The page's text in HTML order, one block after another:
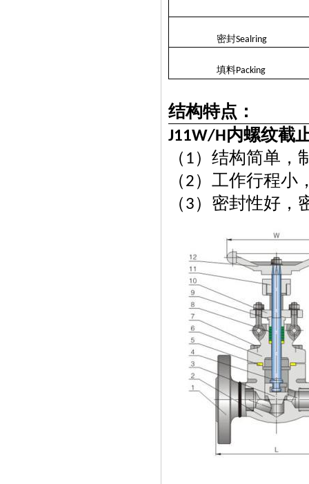
密封Sealring
填料Packing
结构特点：
J11W/H 内螺纹截
（ 1 ）结构简单，
（ 2 ）工作行程小
（ 3 ）密封性好，